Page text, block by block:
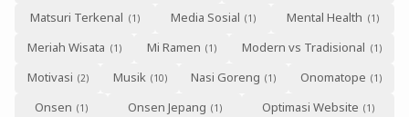
Matsuri Terkenal
Media Sosial
Mental Health
Meriah Wisata
Mi Ramen
Modern vs Tradisional
Motivasi
Musik Nasi Goreng
Onomatope
Onsen
Onsen Jepang
Optimasi Website